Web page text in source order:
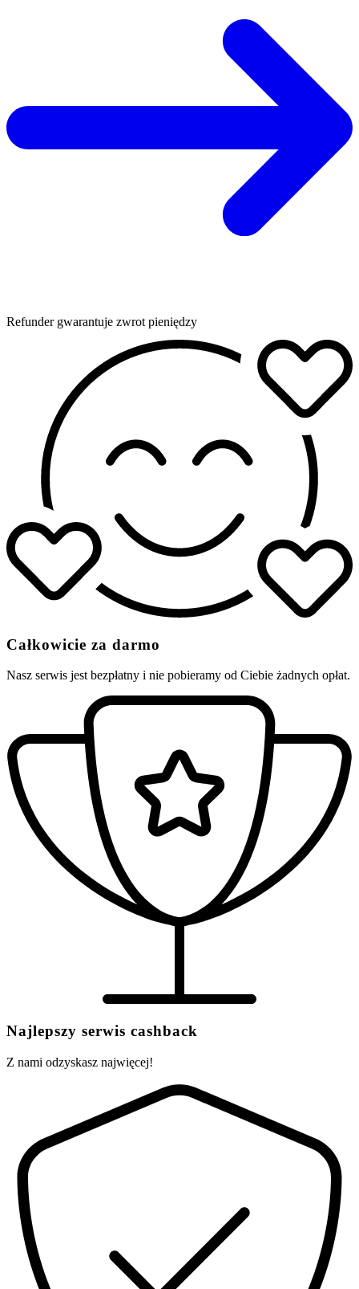
Refunder gwarantuje zwrot pieniędzy
Całkowicie za darmo
Nasz serwis jest bezpłatny i nie pobieramy od Ciebie żadnych opłat.
Najlepszy serwis cashback
Z nami odzyskasz najwięcej!